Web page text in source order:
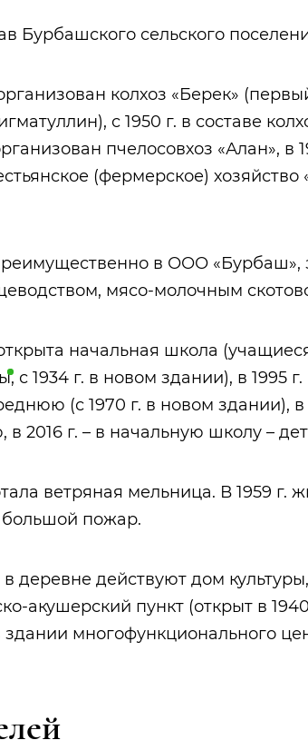
Бурбашского сельского
колхоз «Берек»
с 1950 г. в составе
пчелосовхоз «Алан», в
(фермерское) хозяйство
в ООО «Бурбаш»,
мясо-молочным
начальная школа
, с 1934 г. в новом здании), в 1995 г.
(с 1970 г. в новом здании), в
2016 г. – в начальную школу –
ветряная мельница. В 1959 г.
пожар.
деревне действуют дом
акушерский пункт (открыт в
здании многофункционального